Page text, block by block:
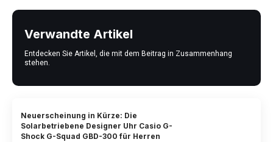
Verwandte Artikel
Entdecken Sie Artikel, die mit dem Beitrag in Zusammenhang
stehen.
Neuerscheinung in Kürze: Die
Solarbetriebene Designer Uhr Casio G-
Shock G-Squad GBD-300 für Herren